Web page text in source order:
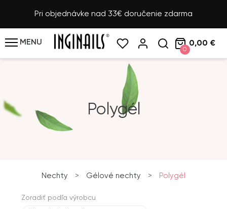
Pri objednávke nad 33€ doručenie zdarma
MENU
0
0,00 €
Polygél
Nechty > Gélové nechty > Polygél
Zoradiť podľa výrobcu